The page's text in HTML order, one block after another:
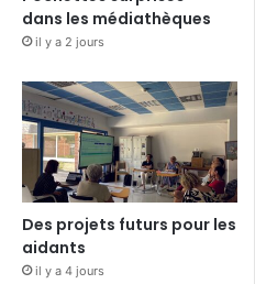
dans les médiathèques
il y a 2 jours
Des projets futurs pour les
aidants
il y a 4 jours